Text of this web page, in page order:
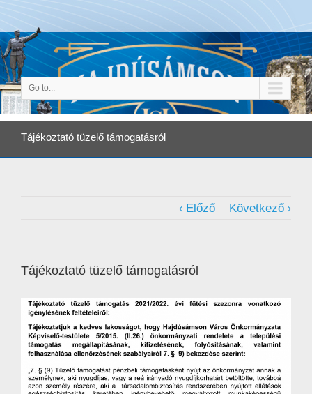
Go to...
Tájékoztató tüzelő támogatásról
Előző Következő
Tájékoztató tüzelő támogatásról